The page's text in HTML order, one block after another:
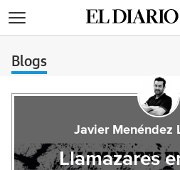
Blogs
Javier Menéndez
Llamazares